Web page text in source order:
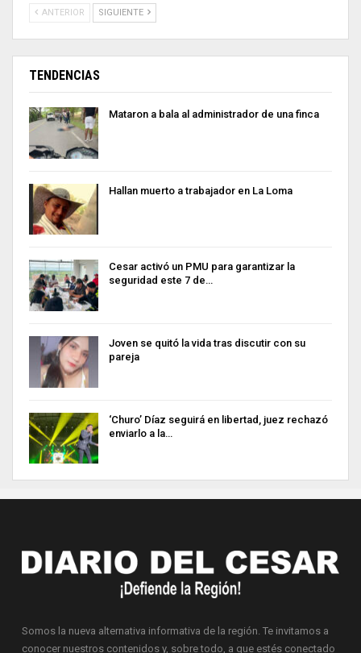
ANTERIOR SIGUIENTE
TENDENCIAS
Mataron a bala al administrador de una finca
Hallan muerto a trabajador en La Loma
Cesar activó un PMU para garantizar la
seguridad este 7 de…
Joven se quitó la vida tras discutir con su
pareja
‘Churo’ Díaz seguirá en libertad, juez rechazó
enviarlo a la…
Somos la nueva alternativa informativa de la región. Te invitamos a
conocer nuestros contenidos y, sobre todo, a que estés conectado